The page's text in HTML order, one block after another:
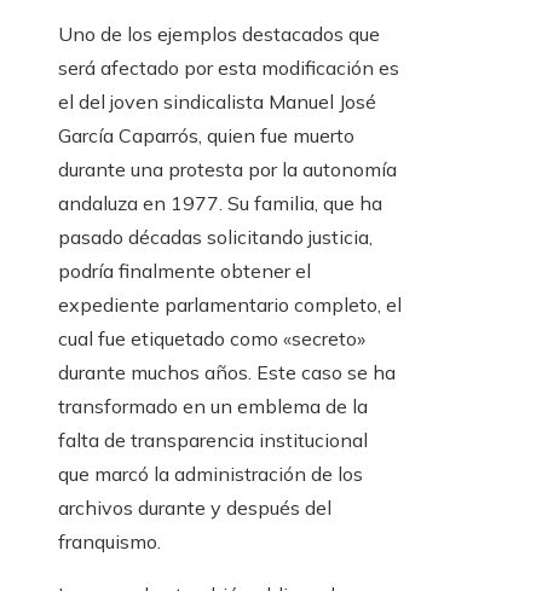
Uno de los ejemplos destacados que
será afectado por esta modificación es
el del joven sindicalista Manuel José
García Caparrós, quien fue muerto
durante una protesta por la autonomía
andaluza en 1977. Su familia, que ha
pasado décadas solicitando justicia,
podría finalmente obtener el
expediente parlamentario completo, el
cual fue etiquetado como «secreto»
durante muchos años. Este caso se ha
transformado en un emblema de la
falta de transparencia institucional
que marcó la administración de los
archivos durante y después del
franquismo.